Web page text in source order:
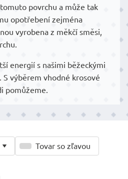
povrchu a může tak
opotřebení zejména
vyrobena z měkčí směsi,
energií s našimi běžeckými
. S výběrem vhodné krosové
pomůžeme.
Tovar so zľavou